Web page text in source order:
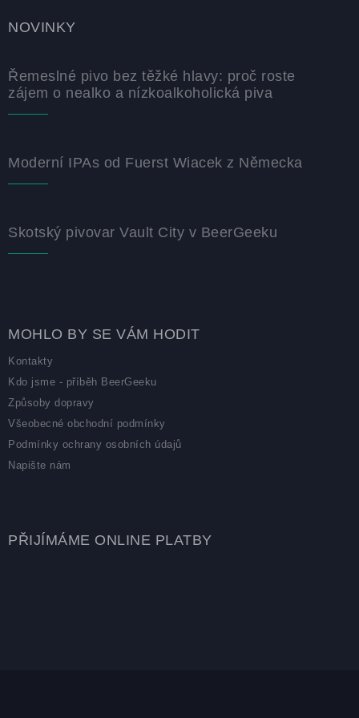
NOVINKY
Řemeslné pivo bez těžké hlavy: proč roste
zájem o nealko a nízkoalkoholická piva
Moderní IPAs od Fuerst Wiacek z Německa
Skotský pivovar Vault City v BeerGeeku
MOHLO BY SE VÁM HODIT
Kontakty
Kdo jsme - příběh BeerGeeku
Způsoby dopravy
Všeobecné obchodní podmínky
Podmínky ochrany osobních údajů
Napište nám
PŘIJÍMÁME ONLINE PLATBY